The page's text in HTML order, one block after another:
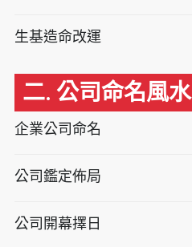
生基造命改運
二. 公司命名風水
企業公司命名
公司鑑定佈局
公司開幕擇日